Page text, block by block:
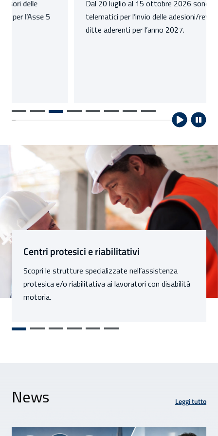
Dal 20 luglio al 15 ottobre 2026 sono attivi i servizi
telematici per l’invio delle adesioni/revoche delle
ditte aderenti per l’anno 2027.
Sezioni
Centri protesici e riabilitativi
Scopri le strutture specializzate nell’assistenza
protesica e/o riabilitativa ai lavoratori con disabilità
motoria.
News Leggi tutto